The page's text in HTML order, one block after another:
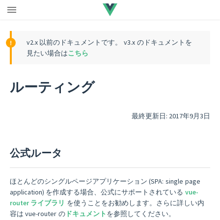
v2.x 以前のドキュメントです。 v3.x のドキュメントを
見たい場合はこちら
ルーティング
最終更新日: 2017年9月3日
公式ルータ
ほとんどのシングルページアプリケーション (SPA: single page
application) を作成する場合、公式にサポートされている vue-
router ライブラリ を使うことをお勧めします。さらに詳しい内
容は vue-router の ドキュメント を参照してください。